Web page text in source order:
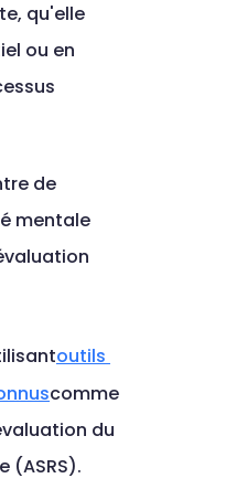
qu'elle
ou en
de
mentale
outils
comme
du
(ASRS).